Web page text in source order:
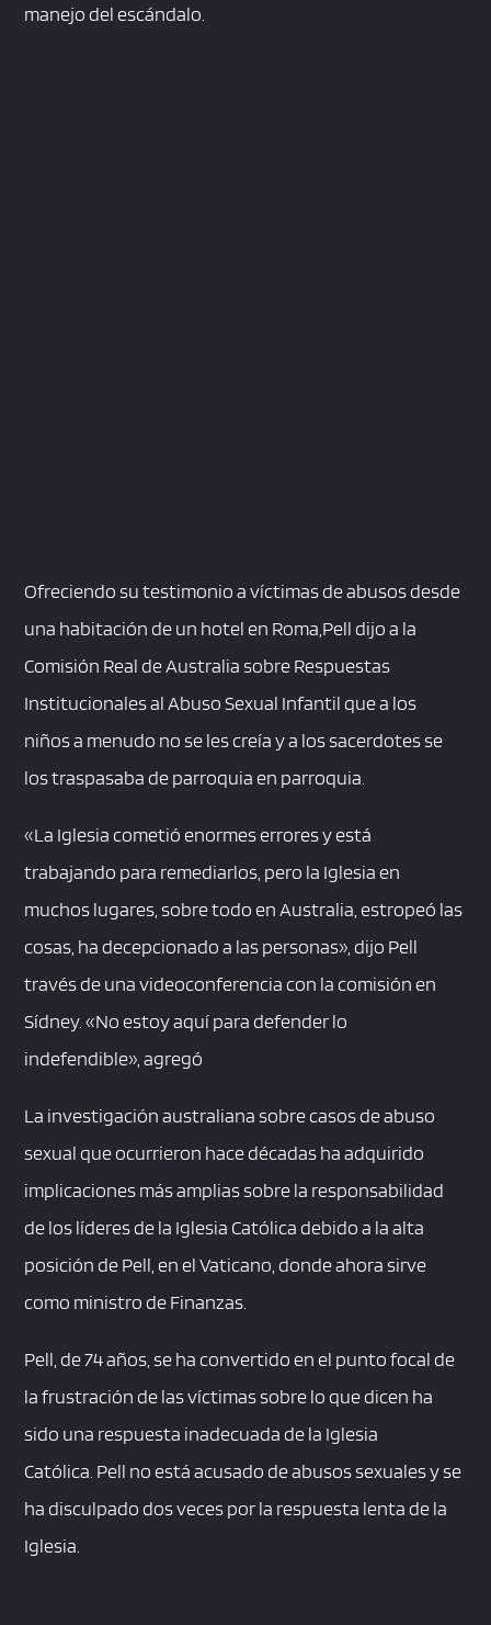
manejo del escándalo.
Ofreciendo su testimonio a víctimas de abusos desde
una habitación de un hotel en Roma,Pell dijo a la
Comisión Real de Australia sobre Respuestas
Institucionales al Abuso Sexual Infantil que a los
niños a menudo no se les creía y a los sacerdotes se
los traspasaba de parroquia en parroquia.
«La Iglesia cometió enormes errores y está
trabajando para remediarlos, pero la Iglesia en
muchos lugares, sobre todo en Australia, estropeó las
cosas, ha decepcionado a las personas», dijo Pell
través de una videoconferencia con la comisión en
Sídney. «No estoy aquí para defender lo
indefendible», agregó
La investigación australiana sobre casos de abuso
sexual que ocurrieron hace décadas ha adquirido
implicaciones más amplias sobre la responsabilidad
de los líderes de la Iglesia Católica debido a la alta
posición de Pell, en el Vaticano, donde ahora sirve
como ministro de Finanzas.
Pell, de 74 años, se ha convertido en el punto focal de
la frustración de las víctimas sobre lo que dicen ha
sido una respuesta inadecuada de la Iglesia
Católica. Pell no está acusado de abusos sexuales y se
ha disculpado dos veces por la respuesta lenta de la
Iglesia.